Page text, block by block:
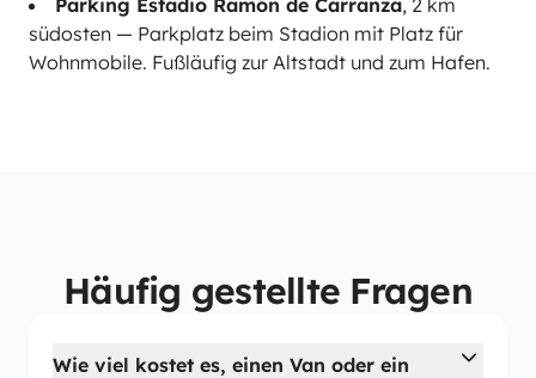
Parking Estadio Ramón de Carranza, 2 km
südosten — Parkplatz beim Stadion mit Platz für
Wohnmobile. Fußläufig zur Altstadt und zum Hafen.
Häufig gestellte Fragen
Wie viel kostet es, einen Van oder ein